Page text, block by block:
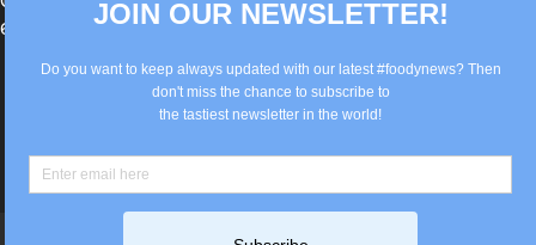
62867442
info@old.true-italian.com